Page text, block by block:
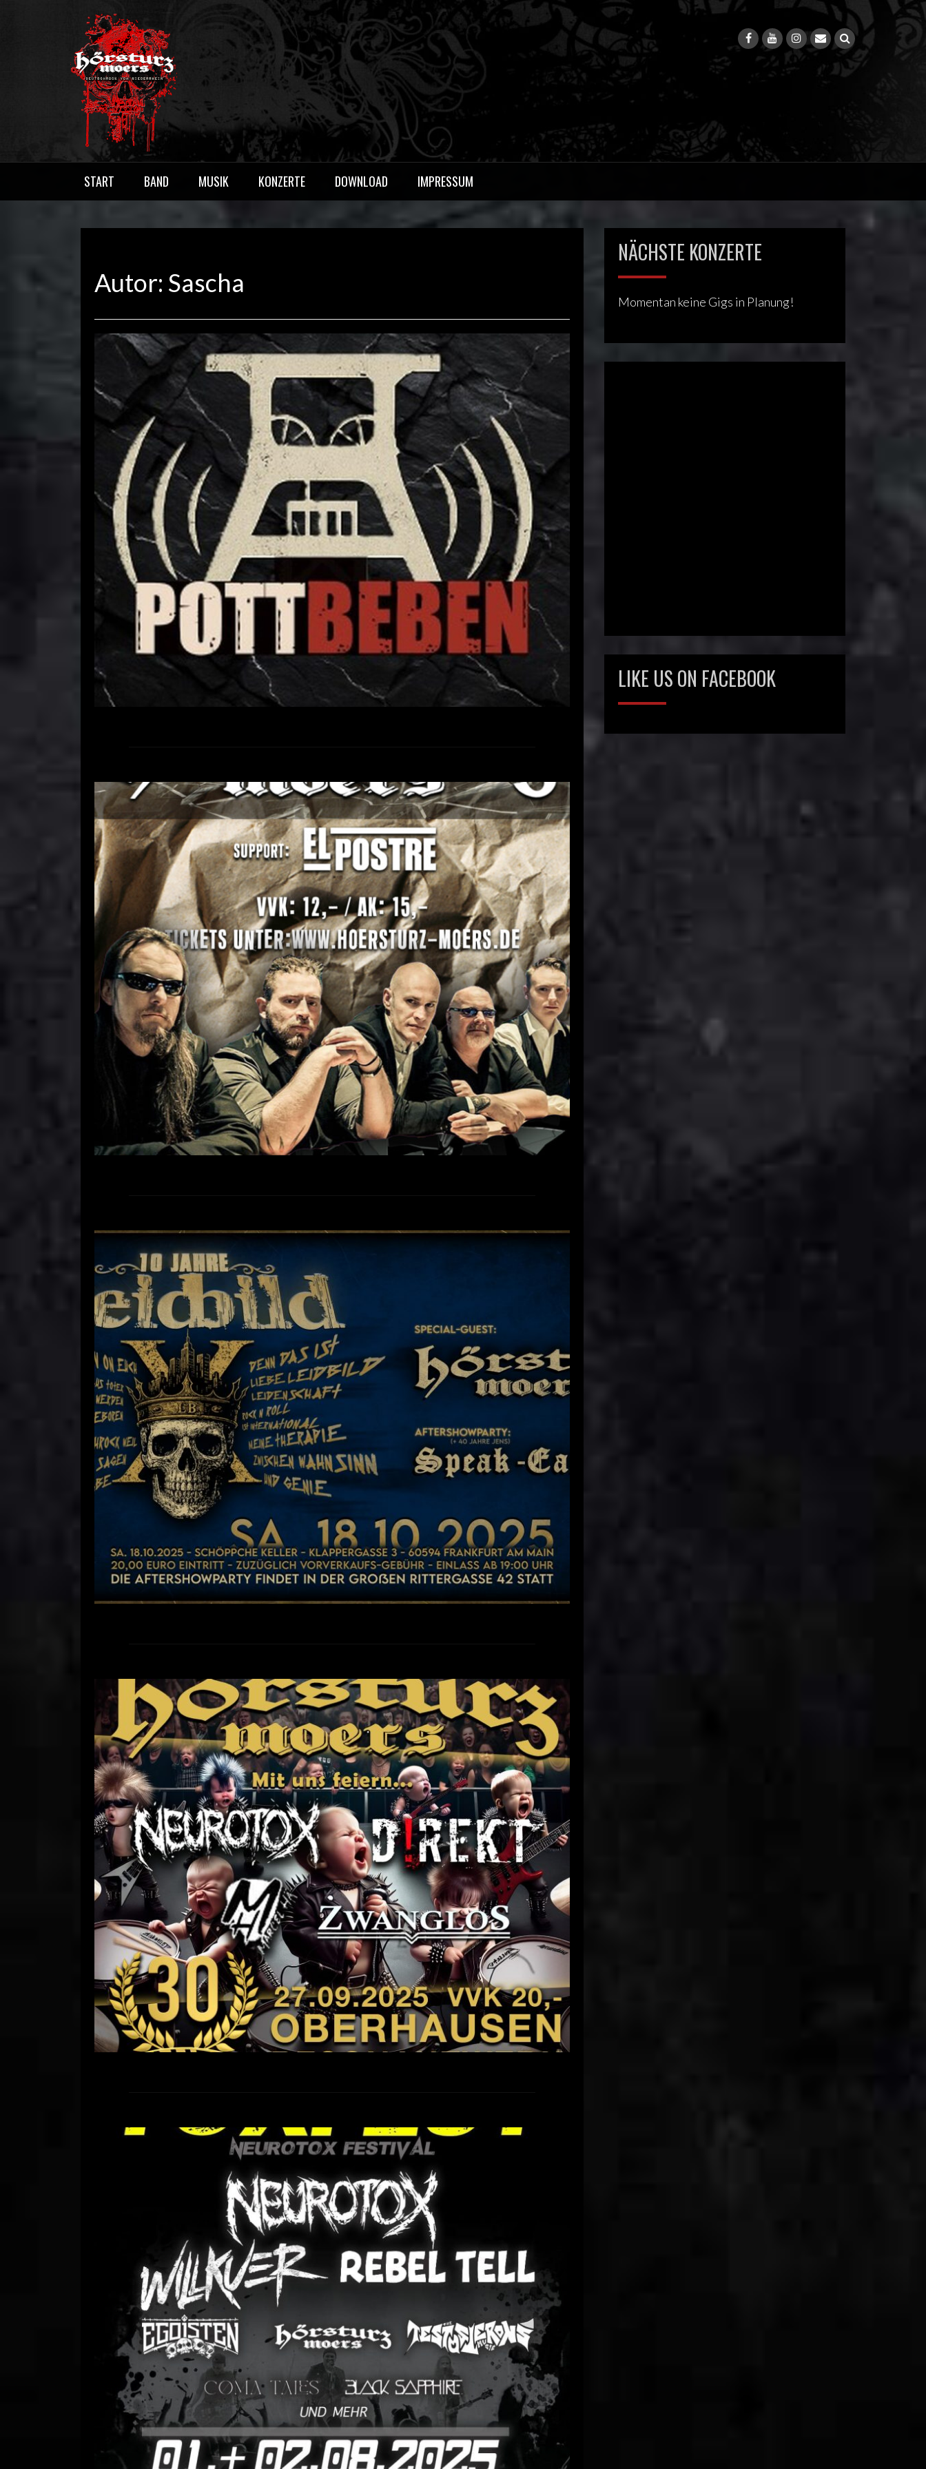
HÖRSTURZ MOERS
Deutschrock vom Niederrhein
START BAND MUSIK KONZERTE DOWNLOAD IMPRESSUM
Autor: Sascha
Pottbeben 2026 – 20.12.2025 in Oberhausen
17. November 2025
Sascha
Comment is Closed
READ MORE
Dschungel-Club – 20.12.2025 in Moers
9. Oktober 2025
Sascha
Comment is Closed
READ MORE
-AUSVERKAUFT- Schöppche Keller – 18.10.2025 in Frankfurt
28. August 2025
Sascha
Comment is Closed
READ MORE
30 Jahre Hörsturz im ResonanzWerk – 27.09.2025 in
Oberhausen
13. Januar 2025
Sascha
Comment is Closed
READ MORE
TOXFEST 2025 – 01.08.2025 in Kalkar
14. November 2024
Sascha
Comment is Closed
READ MORE
NÄCHSTE KONZERTE
Momentan keine Gigs in Planung!
LIKE US ON FACEBOOK